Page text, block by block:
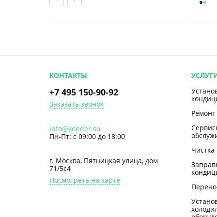
КОНТАКТЫ
+7 495 150-90-92
Заказать звонок
info@konder.su
Пн-Пт: с 09:00 до 18:00
г. Москва, Пятницкая улица, дом
71/5с4
Посмотреть на карте